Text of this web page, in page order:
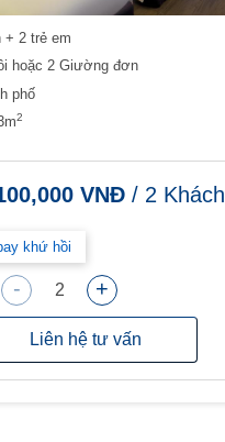
2 trẻ em
hoặc 2 Giường đơn
phố
2
VNĐ / 2 Khách
khứ hồi
- 2 +
Liên hệ tư vấn